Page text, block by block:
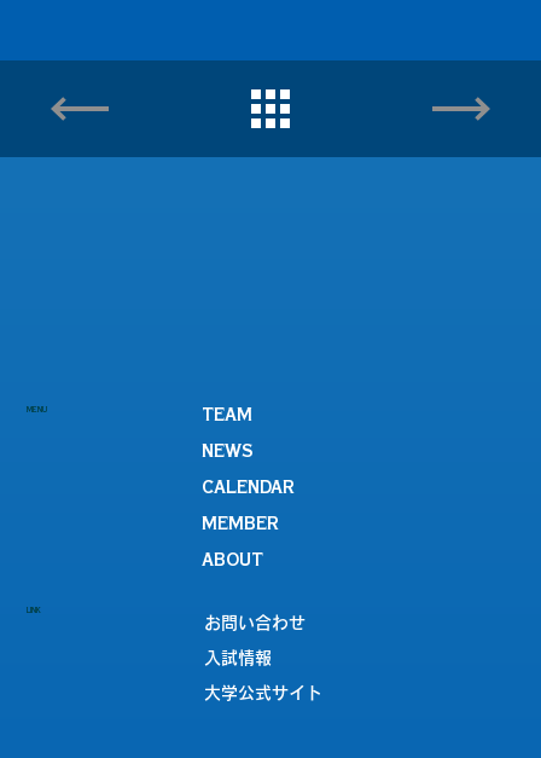
MENU
TEAM
NEWS
CALENDAR
MEMBER
ABOUT
LINK
お問い合わせ
入試情報
大学公式サイト